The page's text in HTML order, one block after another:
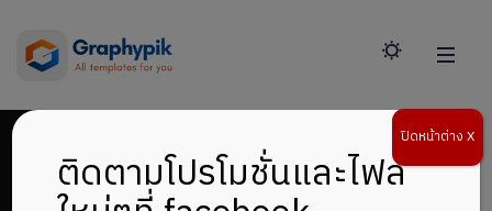
ติดตามโปรโมชั่นและไฟล์
ปิดหน้าต่าง X